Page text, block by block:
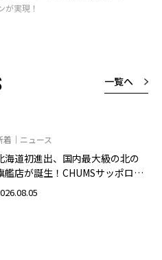
が実現！
一覧へ
着｜ニュース
海道初進出、国内最大級の北の
艦店が誕生！CHUMSサッポロフ
クトリー店 2026年10月23日